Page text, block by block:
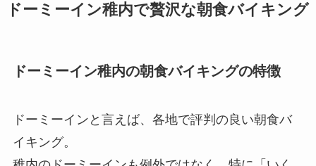
ドーミーイン稚内で贅沢な朝食バイキング
ドーミーイン稚内の朝食バイキングの特徴
ドーミーインと言えば、各地で評判の良い朝食バ
イキング。